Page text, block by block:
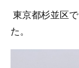
東京都杉並区
た。